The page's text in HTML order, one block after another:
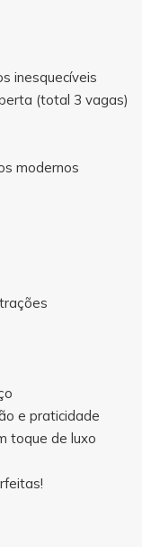
inesquecíveis
(total 3 vagas)
modernos
e praticidade
toque de luxo